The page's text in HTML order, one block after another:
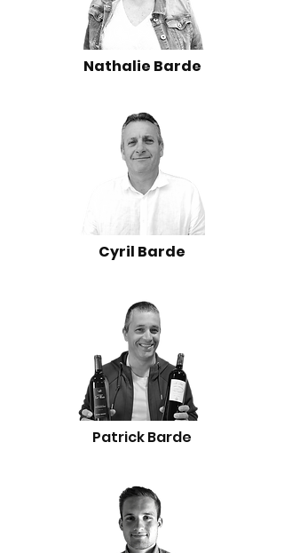
Nathalie Barde
Cyril Barde
Patrick Barde